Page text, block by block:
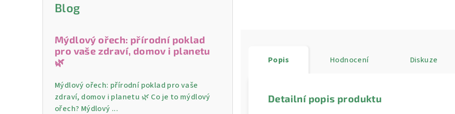
Blog
Mýdlový ořech: přírodní poklad
pro vaše zdraví, domov i planetu
🌿
Mýdlový ořech: přírodní poklad pro vaše
zdraví, domov i planetu 🌿 Co je to mýdlový
ořech? Mýdlový ...
Popis Hodnocení Diskuze
Detailní popis produktu